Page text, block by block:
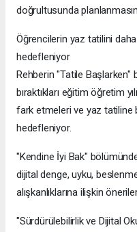
doğrultusunda
Öğrencilerin yaz tatilini
hedefleniyor
Rehberin "Tatile Başlarken"
bıraktıkları eğitim öğretim
fark etmeleri ve yaz tatiline
hedefleniyor.
"Kendine İyi Bak"
dijital denge, uyku,
alışkanlıklarına ilişkin
"Sürdürülebilirlik ve Dijital